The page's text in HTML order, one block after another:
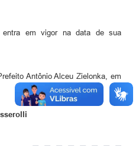
em vigor na data de sua
Antônio Alceu Zielonka, em